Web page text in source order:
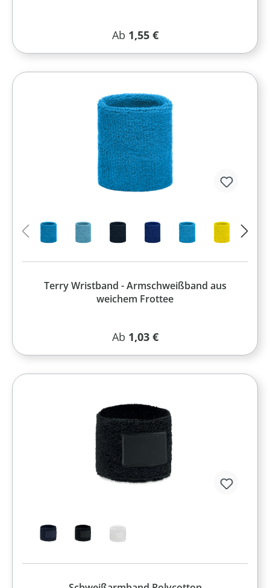
Regulärer Preis:
Ab 1,55 €
Terry Wristband - Armschweißband aus
weichem Frottee
Regulärer Preis:
Ab 1,03 €